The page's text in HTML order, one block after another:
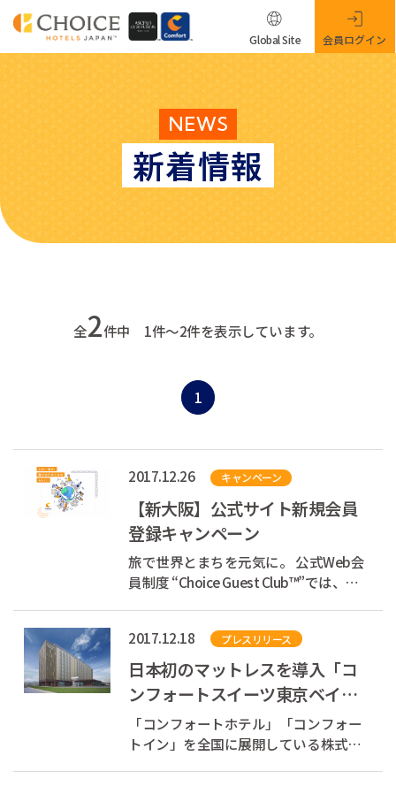
NEWS
新着情報
Global Site 会員ログイン
全2件中 1件～2件を表示しています。
1
2017.12.26 キャンペーン
【新大阪】公式サイト新規会員
登録キャンペーン
旅で世界とまちを元気に。 公式Web会
員制度 “Choice Guest Club™”では、お
に、世界とまちを元気にできる、そん
な素敵な循環をつくります。 現在、会
員登録キャンペーン...
2017.12.18 プレスリリース
日本初のマットレスを導入「コ
ンフォートスイーツ東京ベイ」
が新浦安エリアに2018年3月開
業 2017年12...
「コンフォートホテル」「コンフォー
トイン」を全国に展開している株式会